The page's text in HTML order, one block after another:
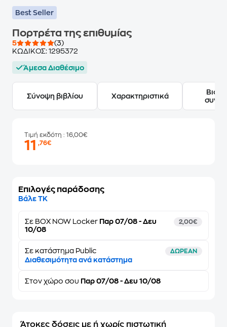
Best Seller
Πορτρέτα της επιθυμίας
5
(3)
ΚΩΔΙΚΟΣ: 1295372
Άμεσα Διαθέσιμο
Σύνοψη βιβλίου Χαρακτηριστικά
Τιμή εκδότη : 16,00€
11,76€
Επιλογές παράδοσης
Βάλε ΤΚ
Σε BOX NOW Locker Παρ 07/08 - Δευ
10/08
2,00€
Σε κατάστημα Public ΔΩΡΕΑΝ
Διαθεσιμότητα ανά κατάστημα
Στον χώρο σου Παρ 07/08 - Δευ 10/08
Άτοκες δόσεις με ή χωρίς πιστωτική